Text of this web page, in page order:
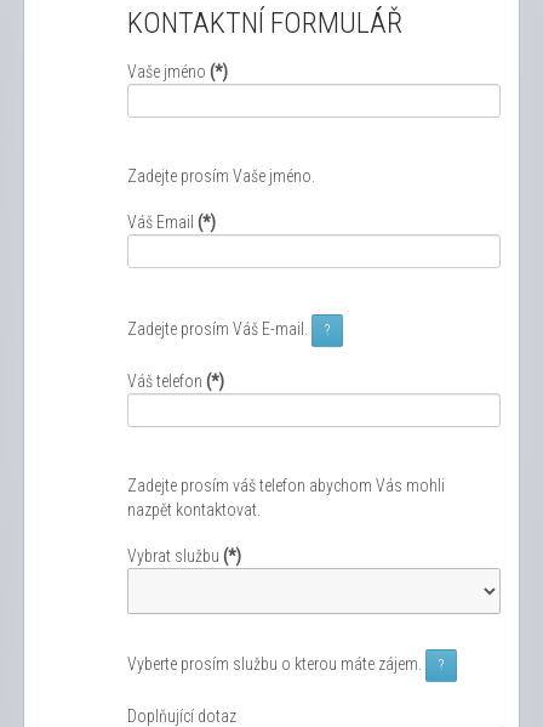
KONTAKTNÍ FORMULÁŘ
Vaše jméno (*)
Zadejte prosím Vaše jméno.
Váš Email (*)
Zadejte prosím Váš E-mail. ?
Váš telefon (*)
Zadejte prosím váš telefon abychom Vás mohli
nazpět kontaktovat.
Vybrat službu (*)
Vyberte prosím službu o kterou máte zájem. ?
Doplňující dotaz